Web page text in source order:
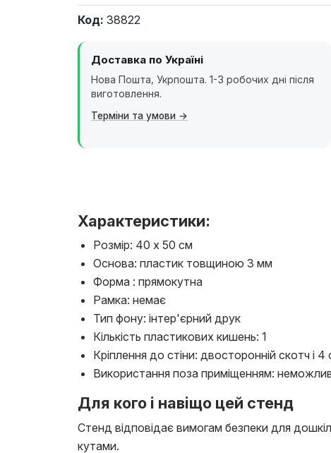
Код: 38822
Доставка по Україні
Нова Пошта, Укрпошта. 1-3 робочих дні після
виготовлення.
Терміни та умови
Характеристики:
Розмір: 40 х 50 см
Основа: пластик товщиною 3 мм
Форма : прямокутна
Рамка: немає
Тип фону: інтер'єрний друк
Кількість пластикових кишень: 1
Кріплення до стіни: двосторонній скотч і 4
Використання поза приміщенням:
Для кого і навіщо цей стенд
Стенд відповідає вимогам безпеки для
кутами.